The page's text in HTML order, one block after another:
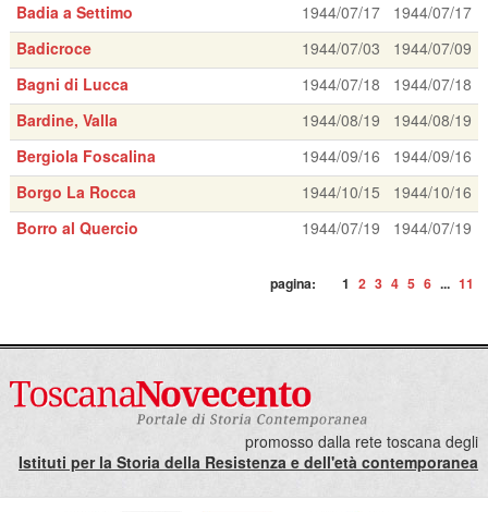
Badia a Settimo
1944/07/17
1944/07/17
Badicroce
1944/07/03
1944/07/09
Bagni di Lucca
1944/07/18
1944/07/18
Bardine, Valla
1944/08/19
1944/08/19
Bergiola Foscalina
1944/09/16
1944/09/16
Borgo La Rocca
1944/10/15
1944/10/16
Borro al Quercio
1944/07/19 1944/07/19
pagina: 1 2 3 4 5 6 ... 11
promosso dalla rete toscana degli
Istituti per la Storia della Resistenza e dell'età contemporanea